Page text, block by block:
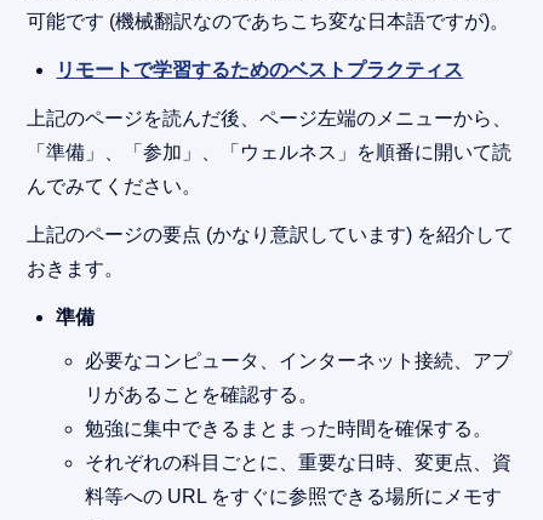
可能です (機械翻訳なのであちこち変な日本語ですが)。
リモートで学習するためのベストプラクティス
上記のページを読んだ後、ページ左端のメニューから、
「準備」、「参加」、「ウェルネス」を順番に開いて読
んでみてください。
上記のページの要点 (かなり意訳しています) を紹介して
おきます。
準備
必要なコンピュータ、インターネット接続、アプ
リがあることを確認する。
勉強に集中できるまとまった時間を確保する。
それぞれの科目ごとに、重要な日時、変更点、資
料等への URL をすぐに参照できる場所にメモす